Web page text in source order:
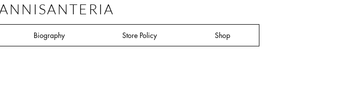
Biography Store Policy Shop